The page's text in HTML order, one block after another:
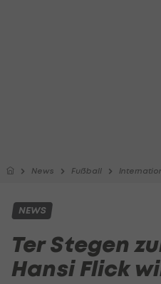
News Fußball
NEWS
Ter Stegen
Hansi Flick